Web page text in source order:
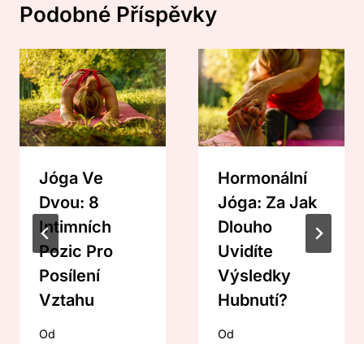
Podobné Příspěvky
Jóga Ve
Dvou: 8
Intimních
Pozic Pro
Posílení
Vztahu
Od
Hormonální
Jóga: Za Jak
Dlouho
Uvidíte
Výsledky
Hubnutí?
Od